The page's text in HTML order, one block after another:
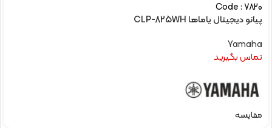
Code : 7820
پیانو دیجیتال یاماها CLP-825WH
Yamaha
تماس بگیرید
مقایسه